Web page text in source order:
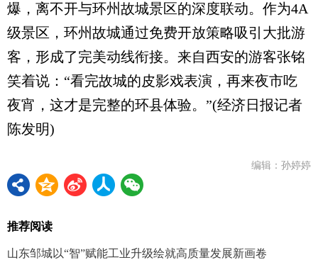
爆，离不开与环州故城景区的深度联动。作为4A
级景区，环州故城通过免费开放策略吸引大批游
客，形成了完美动线衔接。来自西安的游客张铭
笑着说：“看完故城的皮影戏表演，再来夜市吃
夜宵，这才是完整的环县体验。”(经济日报记者
陈发明)
编辑：孙婷婷
推荐阅读
山东邹城以“智”赋能工业升级绘就高质量发展新画卷